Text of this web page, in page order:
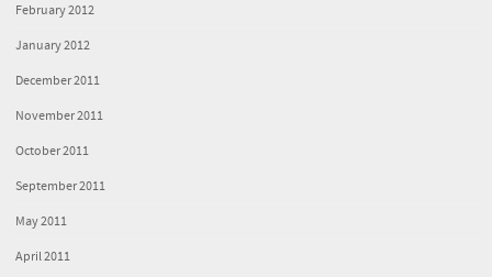
February 2012
January 2012
December 2011
November 2011
October 2011
September 2011
May 2011
April 2011